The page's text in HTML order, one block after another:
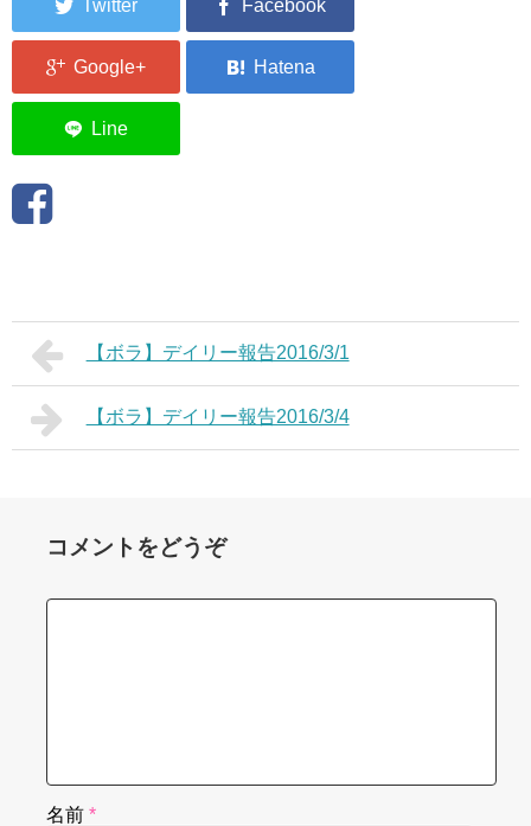
【ボラ】デイリー報告2016/3/1
【ボラ】デイリー報告2016/3/4
コメントをどうぞ
名前 *
リンク
お問い合わせ